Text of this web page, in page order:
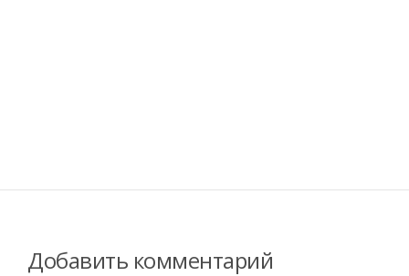
Добавить комментарий